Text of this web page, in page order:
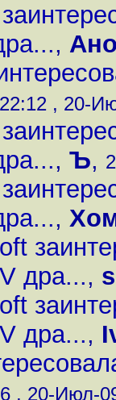
,
22:12 , 20-
, Ъ,
,
дра...,
дра...,
, 20-Июл-